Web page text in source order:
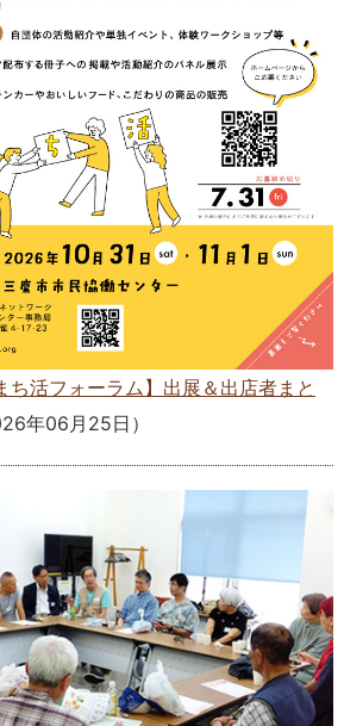
ち活フォーラム】出展＆出店者まと
年06月25日 ）